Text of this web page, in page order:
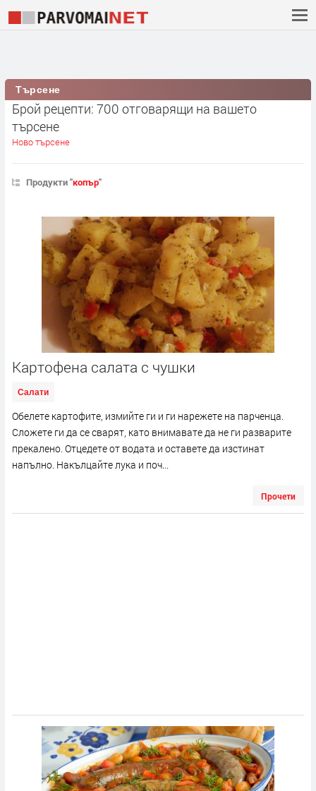
Търсене
Брой рецепти: 700 отговарящи на вашето
търсене
Ново търсене
Продукти "копър"
Картофена салата с чушки
Салати
Обелете картофите, измийте ги и ги нарежете на парченца.
Сложете ги да се сварят, като внимавате да не ги разварите
прекалено. Отцедете от водата и оставете да изстинат
напълно. Накълцайте лука и поч...
Прочети